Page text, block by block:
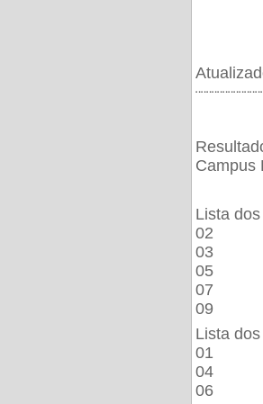
Campus
Lista
02
03
05
07
09
Lista
01
04
06